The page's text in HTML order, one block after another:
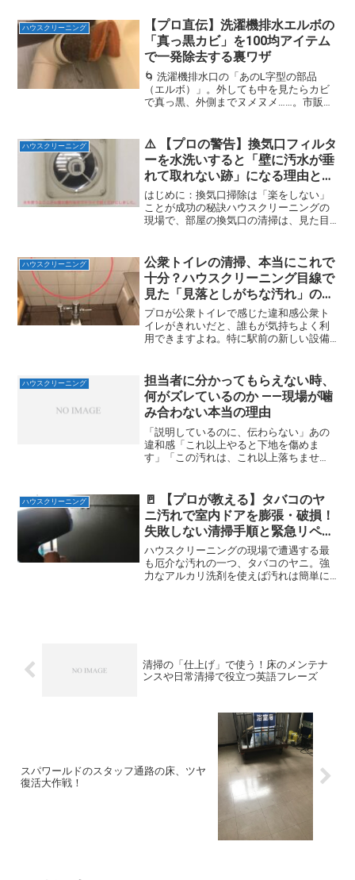
経過した2DKの現場。全面フローリング
の現場は、一見...
ハウスクリーニング
【プロ直伝】洗濯機排水エルボの
「真っ黒カビ」を100均アイテム
で一発除去する裏ワザ
🌀 洗濯機排水口の「あのL字型の部品
（エルボ）」。外しても中を見たらカビ
で真っ黒、外側までヌメヌメ……。市販の
グのプロでも長年悩みの種だった厄介な
場所です。実は、そのカ...
ハウスクリーニング
⚠️ 【プロの警告】換気口フィルタ
ーを水洗いすると「壁に汚水が垂
れて取れない跡」になる理由と安
全な掃除法
はじめに：換気口掃除は「楽をしない」
ことが成功の秘訣ハウスクリーニングの
現場で、部屋の換気口の清掃は、見た目
本体を見ると、「水で一気に流してしま
いたい」という衝動に駆ら...
ハウスクリーニング
公衆トイレの清掃、本当にこれで
十分？ハウスクリーニング目線で
見た「見落としがちな汚れ」の正
体
プロが公衆トイレで感じた違和感公衆ト
イレがきれいだと、誰もが気持ちよく利
用できますよね。特に駅前の新しい設備
でも、あなたは公衆トイレの「完璧な清
潔」を疑ったことはありま...
ハウスクリーニング
担当者に分かってもらえない時、
何がズレているのか ――現場が噛
み合わない本当の理由
「説明しているのに、伝わらない」あの
違和感「これ以上やると下地を傷めま
す」「この汚れは、これ以上落ちませ
晴れない。そして返ってくるのは、決ま
ってこの一言。「そこを何とか...
ハウスクリーニング
🚪 【プロが教える】タバコのヤ
ニ汚れで室内ドアを膨張・破損！
失敗しない清掃手順と緊急リペア
（補修）の知識
ハウスクリーニングの現場で遭遇する最
も厄介な汚れの一つ、タバコのヤニ。強
力なアルカリ洗剤を使えば汚れは簡単に
清掃の「仕上げ」で使う！床のメンテナ
ンスや日常清掃で役立つ英語フレーズ
スパワールドのスタッフ通路の床、ツヤ
復活大作戦！